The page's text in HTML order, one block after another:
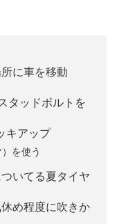
に車を移動
タッドボルトを
キアップ
を使う
いてる夏タイヤ
め程度に吹きか